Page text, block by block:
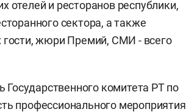
отелей и ресторанов республики,
сектора, а также
гости, жюри Премий, СМИ - всего
комитета РТ по
профессионального мероприятия